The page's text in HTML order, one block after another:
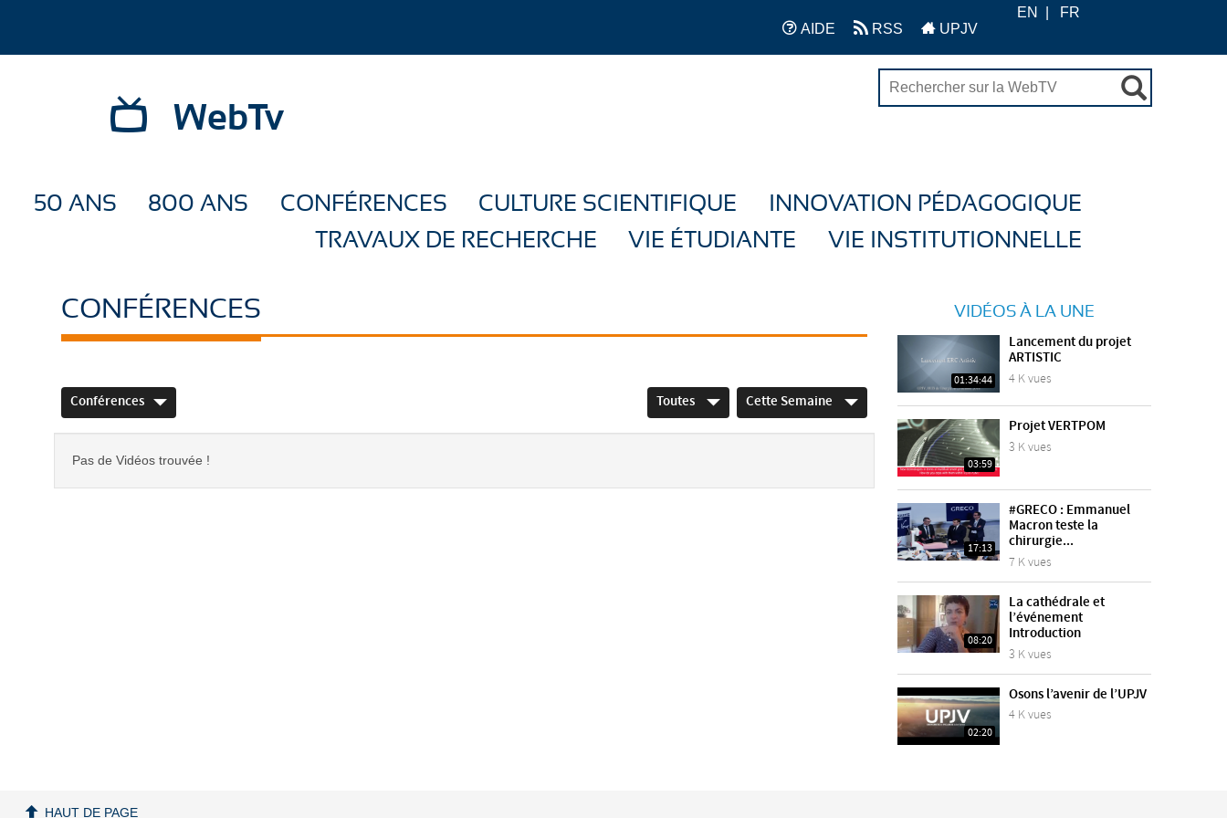
AIDE RSS UPJV
EN FR
WebTv
50 ANS 800 ANS CONFÉRENCES CULTURE SCIENTIFIQUE
INNOVATION PÉDAGOGIQUE
TRAVAUX DE RECHERCHE
VIE ÉTUDIANTE VIE INSTITUTIONNELLE
CONFÉRENCES
Conférences Toutes Cette Semaine
Pas de Vidéos trouvée !
VIDÉOS À LA UNE
01:34:44
Lancement du projet
ARTISTIC
4 K vues
03:59
Projet VERTPOM
3 K vues
17:13
#GRECO : Emmanuel
Macron teste la
chirurgie...
7 K vues
08:20
La cathédrale et
l’événement
Introduction
3 K vues
02:20
Osons l’avenir de l’UPJV
4 K vues
HAUT DE PAGE